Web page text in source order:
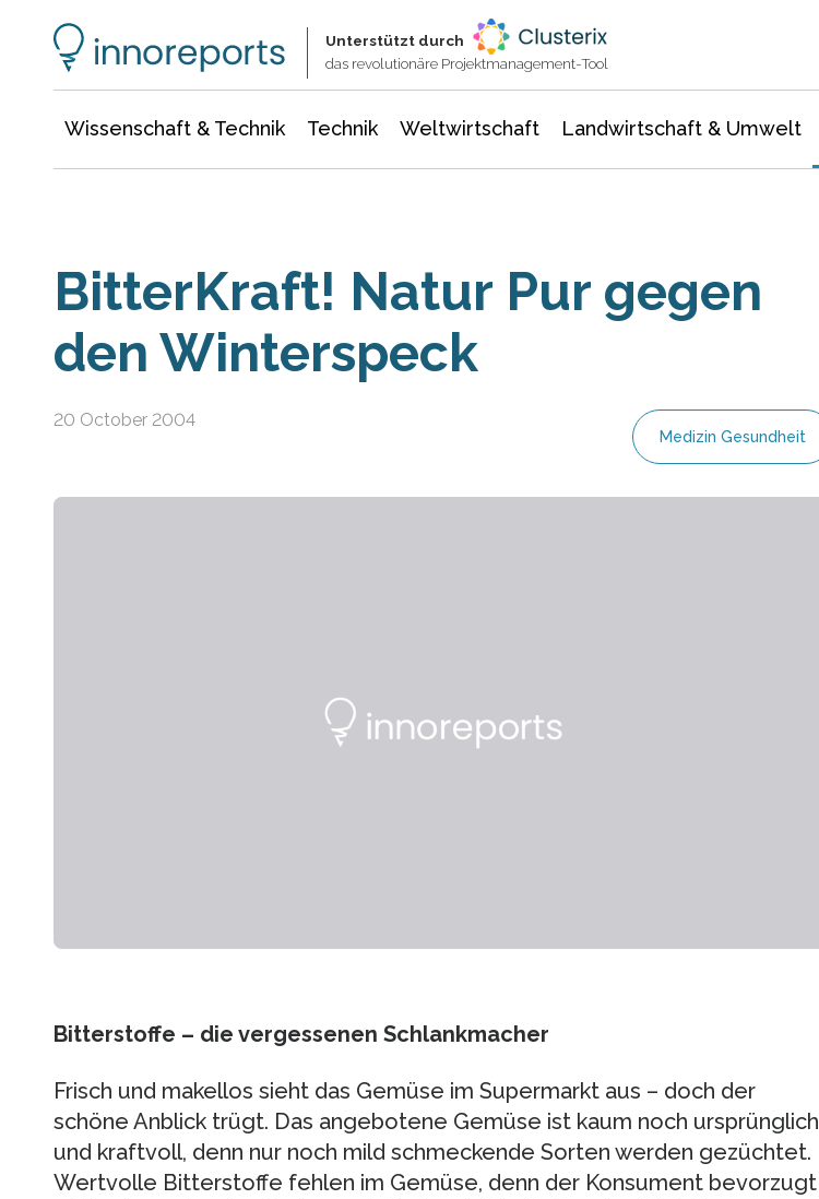
Unterstützt durch
das revolutionäre Projektmanagement-Tool
Wissenschaft & Technik Technik Weltwirtschaft Landwirtschaft & Umwelt
BitterKraft! Natur Pur gegen
den Winterspeck
20 October 2004
Medizin Gesundheit
Bitterstoffe – die vergessenen Schlankmacher
Frisch und makellos sieht das Gemüse im Supermarkt aus – doch der
schöne Anblick trügt. Das angebotene Gemüse ist kaum noch ursprünglich
und kraftvoll, denn nur noch mild schmeckende Sorten werden gezüchtet.
Wertvolle Bitterstoffe fehlen im Gemüse, denn der Konsument bevorzugt